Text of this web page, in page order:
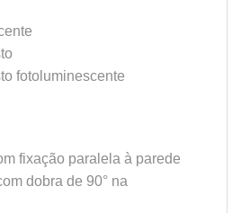
fotoluminescente
fixação paralela à parede
dobra de 90° na